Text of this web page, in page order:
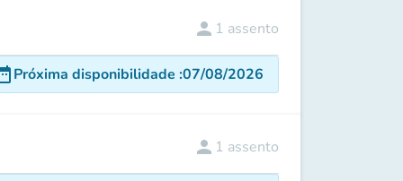
person 1 assento
Próxima disponibilidade :07/08/2026
person 1 assento